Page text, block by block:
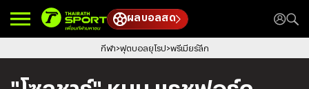
ผลบอลสด
กีฬา ฟุตบอลยุโรป พรีเมียร์ลีก